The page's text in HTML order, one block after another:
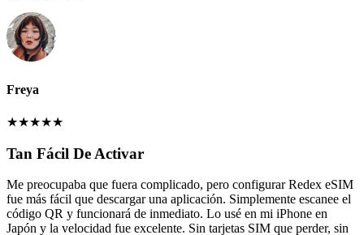
Freya
★★★★★
Tan Fácil De Activar
Me preocupaba que fuera complicado, pero configurar Redex eSIM
fue más fácil que descargar una aplicación. Simplemente escanee el
código QR y funcionará de inmediato. Lo usé en mi iPhone en
Japón y la velocidad fue excelente. Sin tarjetas SIM que perder, sin